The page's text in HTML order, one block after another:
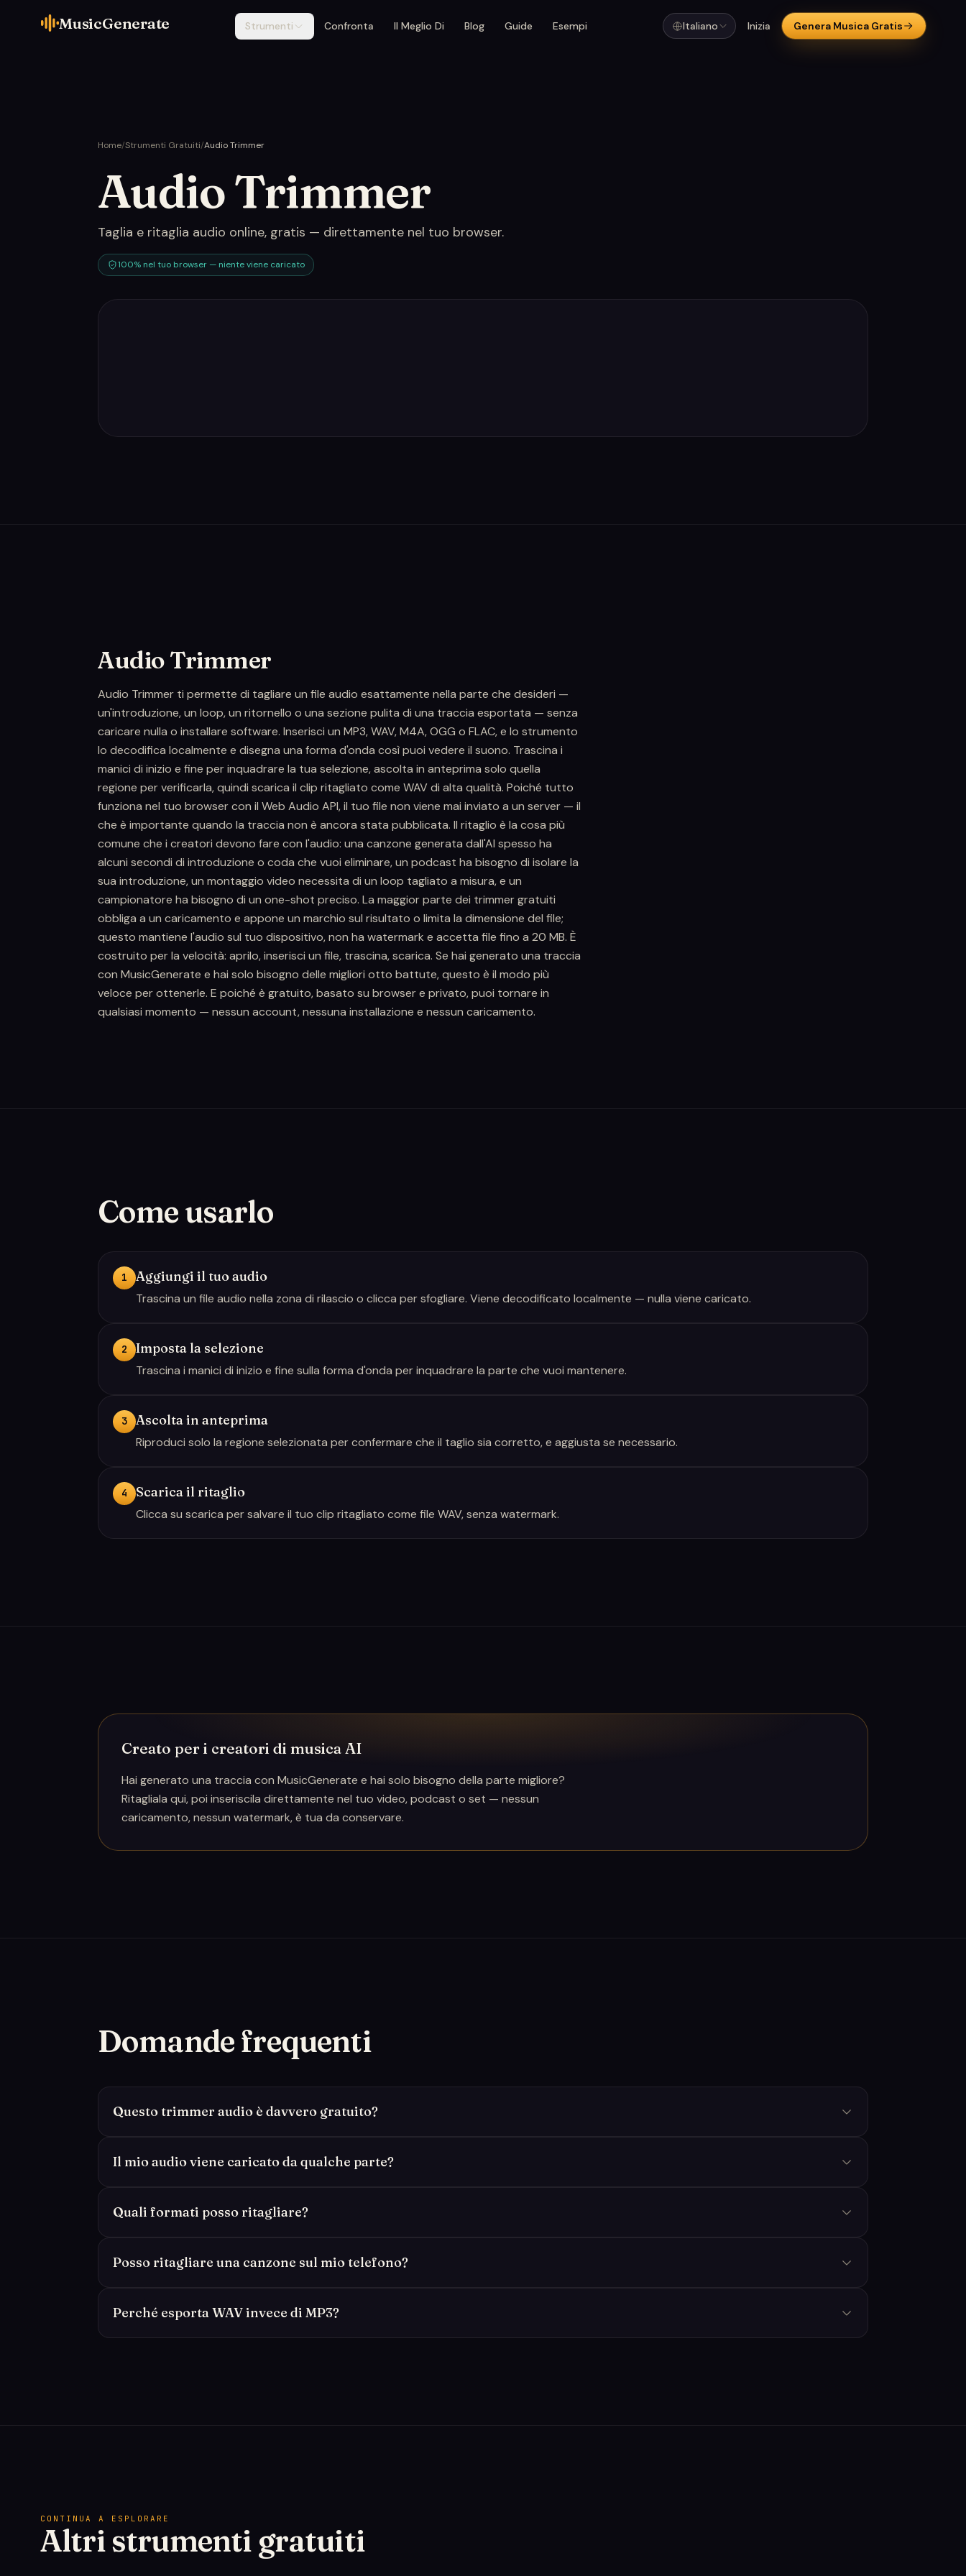
MusicGenerate Strumenti Confronta Il Meglio Di Blog Guide Esempi Italiano Inizia Genera Musica Gratis
Home/Strumenti Gratuiti/Audio Trimmer
Audio Trimmer
Taglia e ritaglia audio online, gratis — direttamente nel tuo browser.
100% nel tuo browser — niente viene caricato
Audio Trimmer
Audio Trimmer ti permette di tagliare un file audio esattamente nella parte che desideri —
un'introduzione, un loop, un ritornello o una sezione pulita di una traccia esportata — senza
caricare nulla o installare software. Inserisci un MP3, WAV, M4A, OGG o FLAC, e lo strumento
lo decodifica localmente e disegna una forma d'onda così puoi vedere il suono. Trascina i
manici di inizio e fine per inquadrare la tua selezione, ascolta in anteprima solo quella
regione per verificarla, quindi scarica il clip ritagliato come WAV di alta qualità. Poiché tutto
funziona nel tuo browser con il Web Audio API, il tuo file non viene mai inviato a un server — il
che è importante quando la traccia non è ancora stata pubblicata. Il ritaglio è la cosa più
comune che i creatori devono fare con l'audio: una canzone generata dall'AI spesso ha
alcuni secondi di introduzione o coda che vuoi eliminare, un podcast ha bisogno di isolare la
sua introduzione, un montaggio video necessita di un loop tagliato a misura, e un
campionatore ha bisogno di un one-shot preciso. La maggior parte dei trimmer gratuiti
obbliga a un caricamento e appone un marchio sul risultato o limita la dimensione del file;
questo mantiene l'audio sul tuo dispositivo, non ha watermark e accetta file fino a 20 MB. È
costruito per la velocità: aprilo, inserisci un file, trascina, scarica. Se hai generato una traccia
con MusicGenerate e hai solo bisogno delle migliori otto battute, questo è il modo più
veloce per ottenerle. E poiché è gratuito, basato su browser e privato, puoi tornare in
qualsiasi momento — nessun account, nessuna installazione e nessun caricamento.
Come usarlo
1 Aggiungi il tuo audio
Trascina un file audio nella zona di rilascio o clicca per sfogliare. Viene decodificato localmente — nulla viene caricato.
2 Imposta la selezione
Trascina i manici di inizio e fine sulla forma d'onda per inquadrare la parte che vuoi mantenere.
3 Ascolta in anteprima
Riproduci solo la regione selezionata per confermare che il taglio sia corretto, e aggiusta se necessario.
4 Scarica il ritaglio
Clicca su scarica per salvare il tuo clip ritagliato come file WAV, senza watermark.
Creato per i creatori di musica AI
Hai generato una traccia con MusicGenerate e hai solo bisogno della parte migliore?
Ritagliala qui, poi inseriscila direttamente nel tuo video, podcast o set — nessun
caricamento, nessun watermark, è tua da conservare.
Domande frequenti
Questo trimmer audio è davvero gratuito?
Il mio audio viene caricato da qualche parte?
Quali formati posso ritagliare?
Posso ritagliare una canzone sul mio telefono?
Perché esporta WAV invece di MP3?
CONTINUA A ESPLORARE
Altri strumenti gratuiti